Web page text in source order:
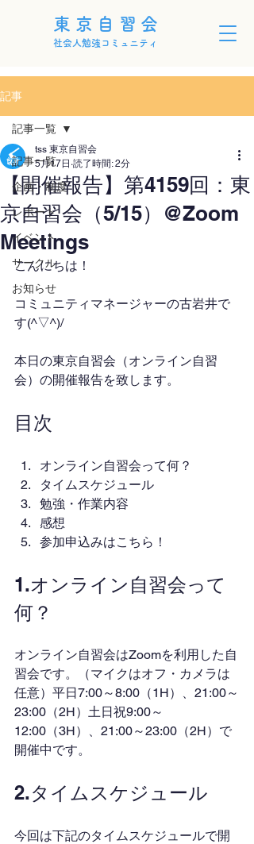
東京自習会
社会人勉強コミュニティ
記事
記事一覧
企画・制度
レポート
イベント
サークル
お知らせ
記事一覧
【開催報告】第4159回：東
京自習会（5/15）@Zoom
Meetings
tss 東京自習会
5月17日 読了時間: 2分
こんにちは！
コミュニティマネージャーの古岩井で
す(^▽^)/
本日の東京自習会（オンライン自習
会）の開催報告を致します。
目次
オンライン自習会って何？
タイムスケジュール
勉強・作業内容
感想
参加申込みはこちら！
1.オンライン自習会って
何？
オンライン自習会はZoomを利用した自
習会です。（マイクはオフ・カメラは
任意）平日7:00～8:00（1H）、21:00～
23:00（2H）土日祝9:00～
12:00（3H）、21:00～23:00（2H）で
開催中です。
2.タイムスケジュール
今回は下記のタイムスケジュールで開